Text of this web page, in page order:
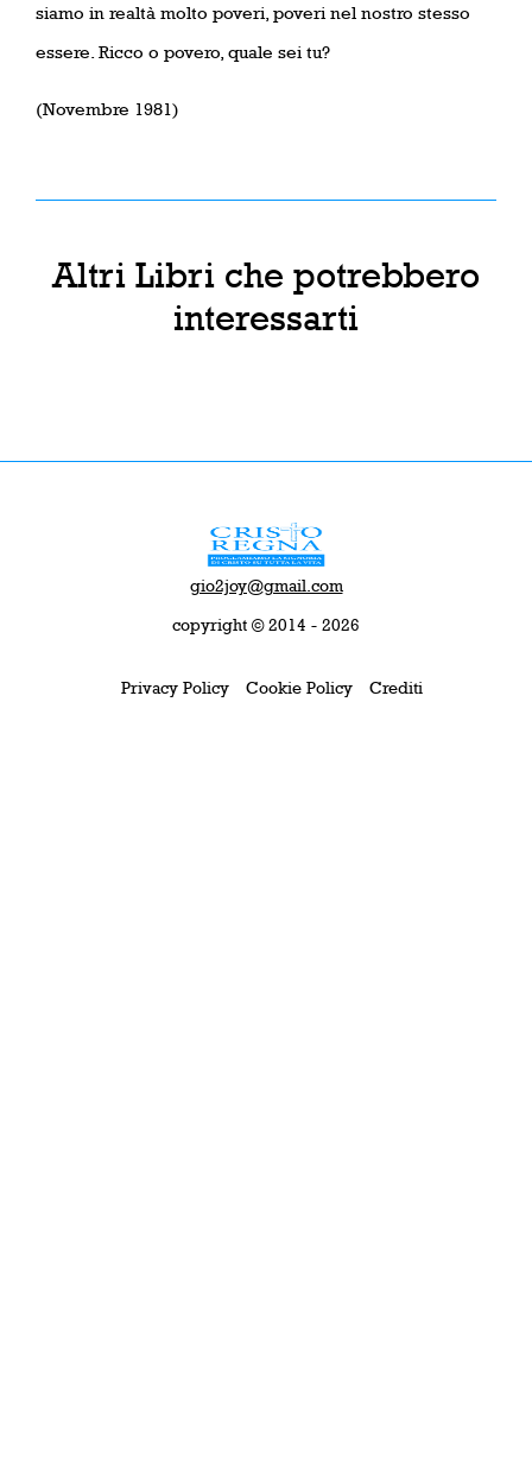
siamo in realtà molto poveri, poveri nel nostro stesso
essere. Ricco o povero, quale sei tu?
(Novembre 1981)
Altri Libri che potrebbero
interessarti
gio2joy@gmail.com
copyright © 2014 - 2026
Privacy Policy Cookie Policy Crediti